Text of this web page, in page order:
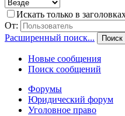
Искать только в
От:
Расширенный поиск...
Поиск
Новые сообщения
Поиск сообщений
Форумы
Юридический форум
Уголовное право